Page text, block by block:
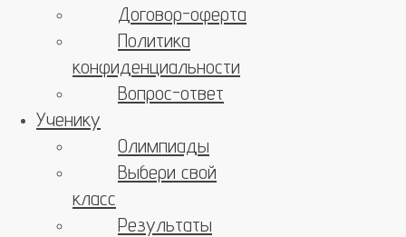
Договор-оферта
Политика
конфиденциальности
Вопрос-ответ
Ученику
Олимпиады
Выбери свой
класс
Результаты